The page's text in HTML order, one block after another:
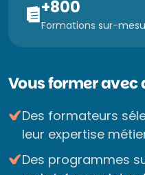
+800
Formations sur-
Vous former avec
Des formateurs
leur expertise
Des programmes